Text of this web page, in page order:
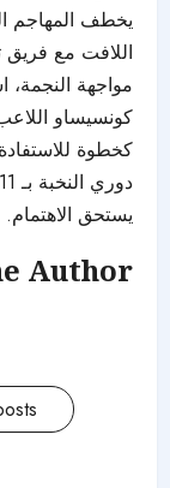
يخطف المهاجم
مواجهة
كونسيساو
كخطوة
يستحق الاهتمام.
Author